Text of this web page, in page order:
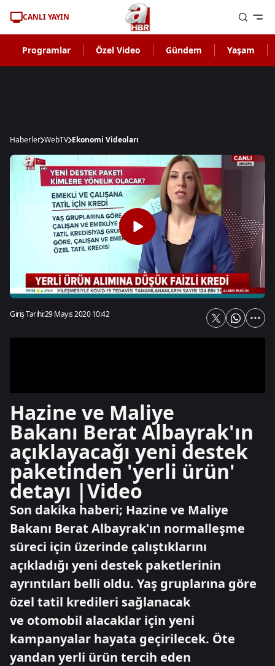
CANLI YAYIN
Programlar Özel Video Gündem Yaşam
Haberler WebTV Ekonomi Videoları
Giriş Tarihi:29 Mayıs 2020 10:42
Hazine ve Maliye
Bakanı Berat Albayrak'ın
açıklayacağı yeni destek
paketinden 'yerli ürün'
detayı |Video
Son dakika haberi; Hazine ve Maliye
Bakanı Berat Albayrak'ın normalleşme
süreci için üzerinde çalıştıklarını
açıkladığı yeni destek paketlerinin
ayrıntıları belli oldu. Yaş gruplarına göre
özel tatil kredileri sağlanacak
ve otomobil alacaklar için yeni
kampanyalar hayata geçirilecek. Öte
yandan yerli ürün tercih eden